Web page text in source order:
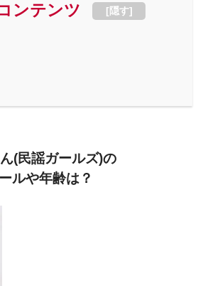
ンテンツ [隠す]
(民謡ガールズ)の
ルや年齢は？